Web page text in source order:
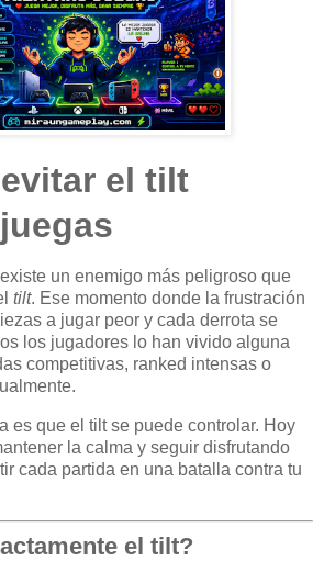
el tilt
un enemigo más peligroso que
tilt. Ese momento donde la frustración
a jugar peor y cada derrota se
los jugadores lo han vivido alguna
competitivas, ranked intensas o
es que el tilt se puede controlar. Hoy
la calma y seguir disfrutando
cada partida en una batalla contra tu
el tilt?